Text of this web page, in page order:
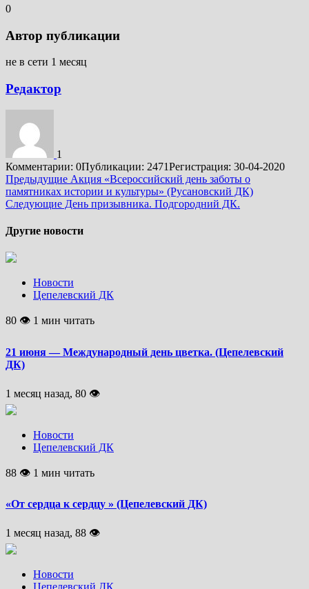
0
Автор публикации
не в сети 1 месяц
Редактор
1
Комментарии: 0Публикации: 2471Регистрация: 30-04-2020
Подробнее
Предыдущие Акция «Всероссийский день заботы о
памятниках истории и культуры» (Русановский ДК)
Следующие День призывника. Подгородний ДК.
Другие новости
Новости
Цепелевский ДК
80 👁 1 мин читать
21 июня — Международный день цветка. (Цепелевский
ДК)
1 месяц назад, 80 👁
Новости
Цепелевский ДК
88 👁 1 мин читать
«От сердца к сердцу » (Цепелевский ДК)
1 месяц назад, 88 👁
Новости